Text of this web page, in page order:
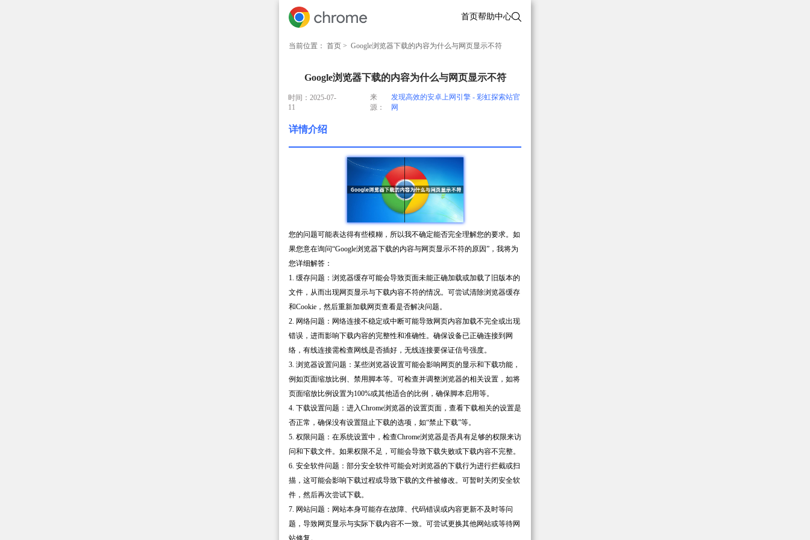
首页帮助中心
当前位置： 首页 > Google浏览器下载的内容为什么与网页显示不符
Google浏览器下载的内容为什么与网页显示不符
时间：2025-07-
11
来
源：
发现高效的安卓上网引擎 - 彩虹探索站官
网
详情介绍
您的问题可能表达得有些模糊，所以我不确定能否完全理解您的要求。如
果您意在询问“Google浏览器下载的内容与网页显示不符的原因”，我将为
您详细解答：
1. 缓存问题：浏览器缓存可能会导致页面未能正确加载或加载了旧版本的
文件，从而出现网页显示与下载内容不符的情况。可尝试清除浏览器缓存
和Cookie，然后重新加载网页查看是否解决问题。
2. 网络问题：网络连接不稳定或中断可能导致网页内容加载不完全或出现
错误，进而影响下载内容的完整性和准确性。确保设备已正确连接到网
络，有线连接需检查网线是否插好，无线连接要保证信号强度。
3. 浏览器设置问题：某些浏览器设置可能会影响网页的显示和下载功能，
例如页面缩放比例、禁用脚本等。可检查并调整浏览器的相关设置，如将
页面缩放比例设置为100%或其他适合的比例，确保脚本启用等。
4. 下载设置问题：进入Chrome浏览器的设置页面，查看下载相关的设置是
否正常，确保没有设置阻止下载的选项，如“禁止下载”等。
5. 权限问题：在系统设置中，检查Chrome浏览器是否具有足够的权限来访
问和下载文件。如果权限不足，可能会导致下载失败或下载内容不完整。
6. 安全软件问题：部分安全软件可能会对浏览器的下载行为进行拦截或扫
描，这可能会影响下载过程或导致下载的文件被修改。可暂时关闭安全软
件，然后再次尝试下载。
7. 网站问题：网站本身可能存在故障、代码错误或内容更新不及时等问
题，导致网页显示与实际下载内容不一致。可尝试更换其他网站或等待网
站修复。